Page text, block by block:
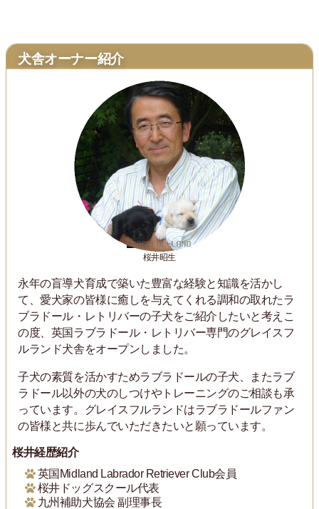
犬舎オーナー紹介
桜井昭生
永年の盲導犬育成で築いた豊富な経験と知識を活かし
て、愛犬家の皆様に癒しを与えてくれる調和の取れたラ
ブラドール・レトリバーの子犬をご紹介したいと考えこ
の度、英国ラブラドール・レトリバー専門のグレイスフ
ルランド犬舎をオープンしました。
子犬の素質を活かすためラブラドールの子犬、またラブ
ラドール以外の犬のしつけやトレーニングのご相談も承
っています。グレイスフルランドはラブラドールファン
の皆様と共に歩んでいただきたいと願っています。
桜井経歴紹介
英国Midland Labrador Retriever Club会員
桜井ドッグスクール代表
九州補助犬協会 副理事長